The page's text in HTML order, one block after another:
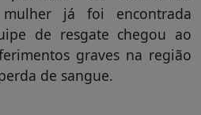
já foi encontrada
de resgate chegou ao
graves na região
de sangue.